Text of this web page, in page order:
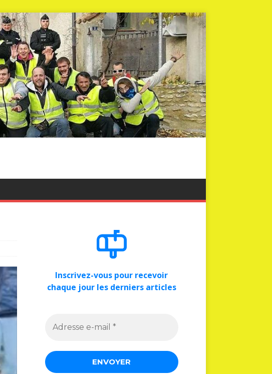
Inscrivez-vous pour recevoir
chaque jour les derniers articles